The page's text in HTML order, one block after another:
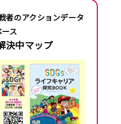
者のアクションデータ
ス
決中マップ